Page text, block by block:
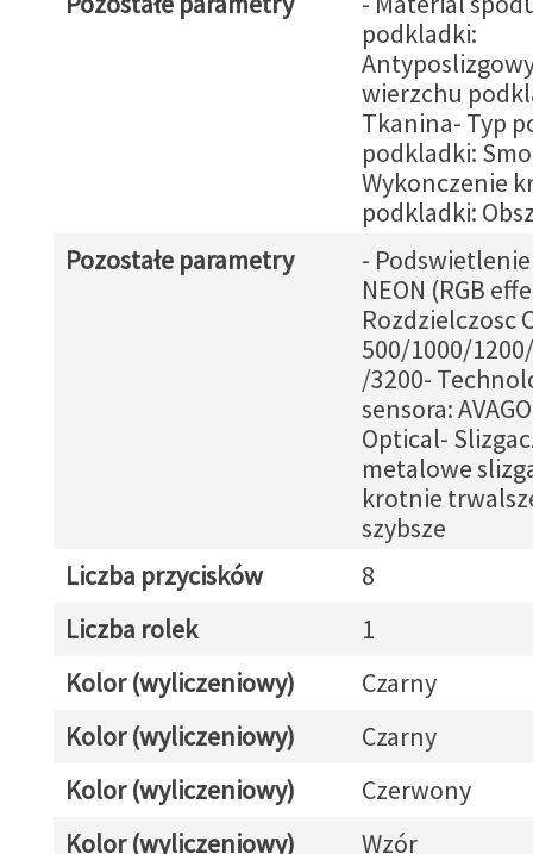
podkladki:
wierzchu
Tkanina- Typ
podkladki:
Wykonczenie
podkladki:
Pozostałe parametry
-
NEON (RGB
Rozdzielczosc
500/1000/
/3200-
sensora:
Optical-
metalowe
krotnie
szybsze
Liczba przycisków
8
Liczba rolek
1
Kolor (wyliczeniowy)
Czarny
Kolor (wyliczeniowy)
Czarny
Kolor (wyliczeniowy)
Czerwony
Kolor (wyliczeniowy)
Wzór